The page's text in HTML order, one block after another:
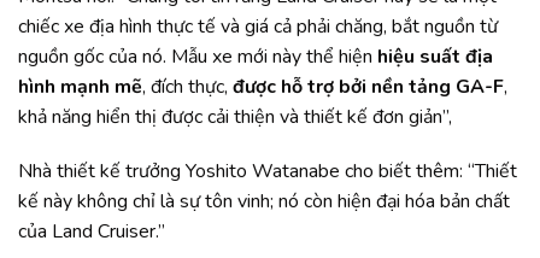
chiếc xe địa hình thực tế và giá cả phải chăng, bắt nguồn từ
nguồn gốc của nó. Mẫu xe mới này thể hiện hiệu suất địa
hình mạnh mẽ, đích thực, được hỗ trợ bởi nền tảng GA-F,
khả năng hiển thị được cải thiện và thiết kế đơn giản”,
Nhà thiết kế trưởng Yoshito Watanabe cho biết thêm: “Thiết
kế này không chỉ là sự tôn vinh; nó còn hiện đại hóa bản chất
của Land Cruiser.”